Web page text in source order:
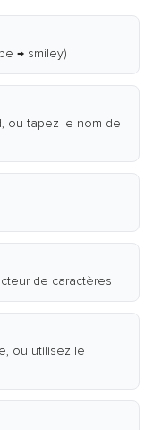
→ smiley)
ou tapez le nom de
de caractères
ou utilisez le